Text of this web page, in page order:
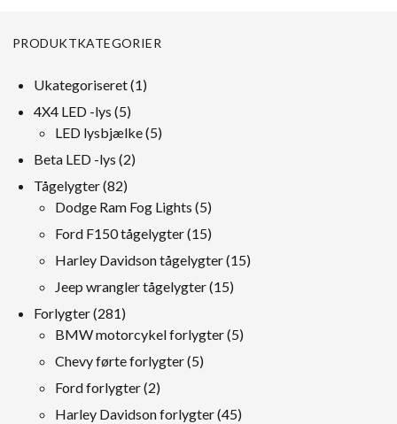
PRODUKTKATEGORIER
Ukategoriseret 11
4X4 LED -lys 55
produkter
LED lysbjælke 55
Beta LED -lys 22
Tågelygter 8282
produkter
Dodge Ram Fog Lights 55
produkter
Ford F150 tågelygter 1515
produkter
Harley Davidson tågelygter 1515
Jeep wrangler tågelygter 1515
Forlygter 281281
produkter
BMW motorcykel forlygter 55
Chevy førte forlygter 55
Ford forlygter 22
produkter
Harley Davidson forlygter 4545